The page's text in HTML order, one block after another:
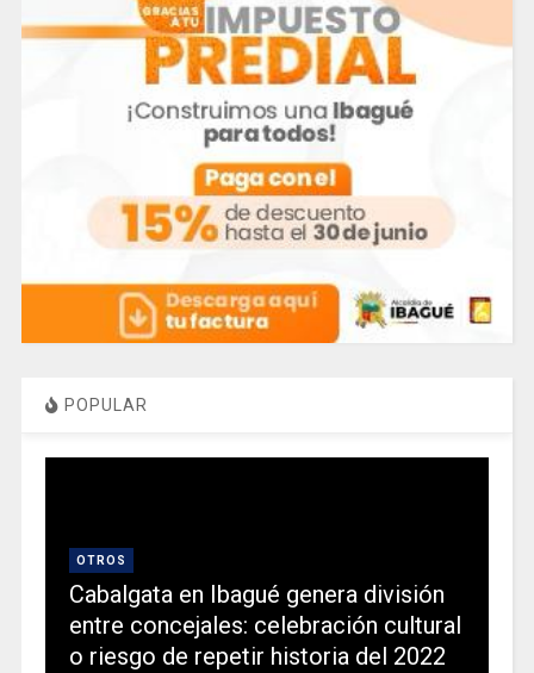
POPULAR
OTROS
Cabalgata en Ibagué genera división
entre concejales: celebración cultural
o riesgo de repetir historia del 2022